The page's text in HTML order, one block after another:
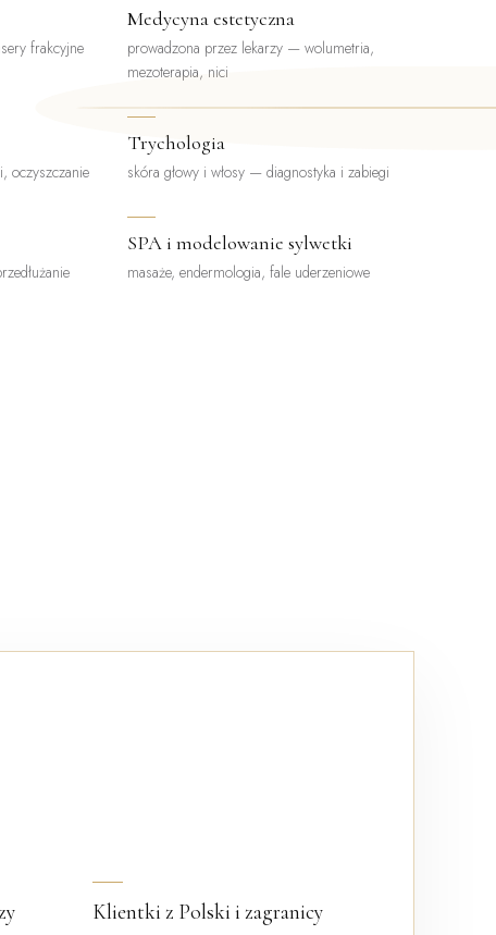
frakcyjne
Medycyna estetyczna
prowadzona przez lekarzy — wolumetria,
mezoterapia, nici
oczyszczanie
Trychologia
skóra głowy i włosy — diagnostyka i zabiegi
SPA i modelowanie sylwetki
masaże, endermologia, fale uderzeniowe
Klientki z Polski i zagranicy